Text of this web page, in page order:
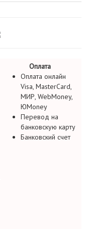
Оплата
Оплата онлайн
Visa, MasterCard,
МИР, WebMoney,
ЮMoney
Перевод на
банковскую карту
Банковский счет